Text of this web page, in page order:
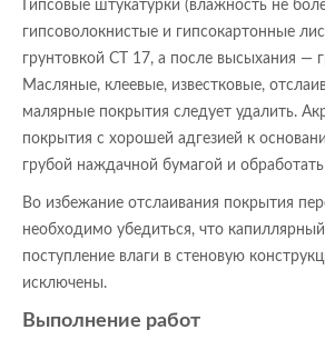
Гипсовые штукатурки (влажность не
гипсоволокнистые и гипсокартонные
грунтовкой CT 17, а после высыхания —
Масляные, клеевые, известковые,
малярные покрытия следует удалить.
покрытия с хорошей адгезией к
грубой наждачной бумагой и
Во избежание отслаивания покрытия
необходимо убедиться, что
поступление влаги в стеновую
исключены.
Выполнение работ